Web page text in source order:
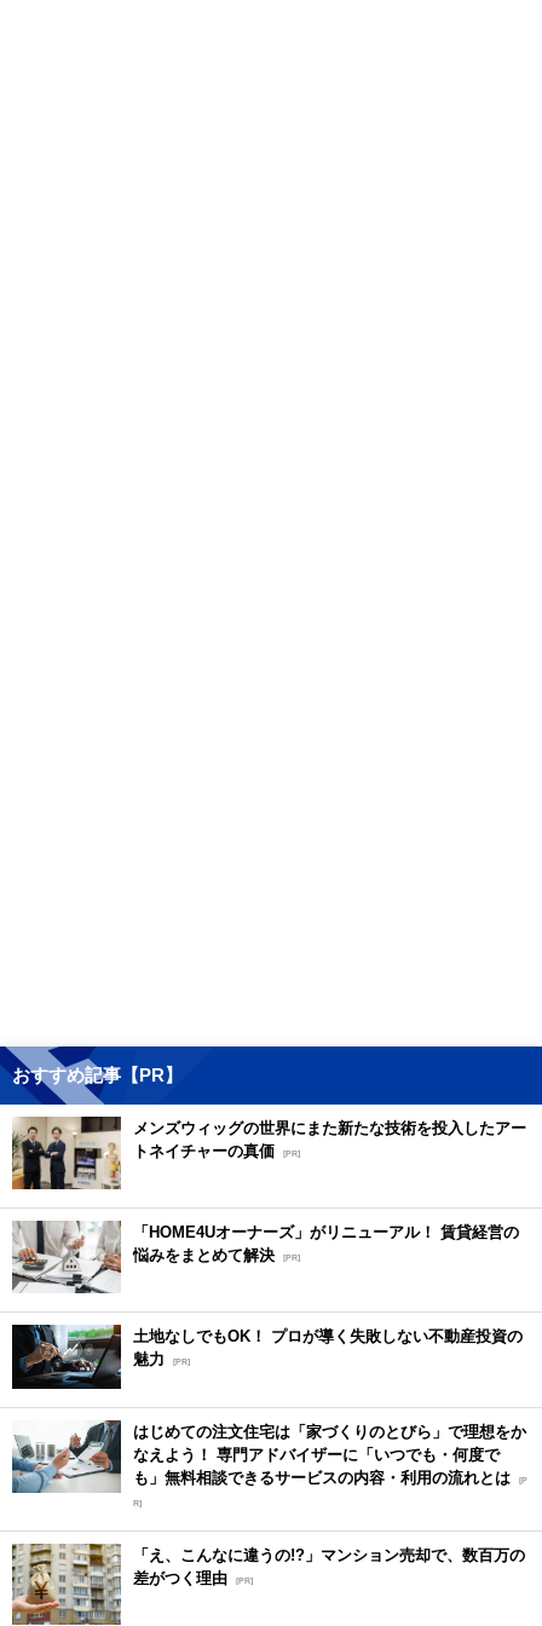
おすすめ記事【PR】
メンズウィッグの世界にまた新たな技術を投入したアー
トネイチャーの真価 [PR]
「HOME4Uオーナーズ」がリニューアル！ 賃貸経営の
悩みをまとめて解決 [PR]
土地なしでもOK！ プロが導く失敗しない不動産投資の
魅力
[PR]
はじめての注文住宅は「家づくりのとびら」で理想をか
なえよう！ 専門アドバイザーに「いつでも・何度で
も」無料相談できるサービスの内容・利用の流れとは [P
R]
「え、こんなに違うの!?」マンション売却で、数百万の
差がつく理由 [PR]